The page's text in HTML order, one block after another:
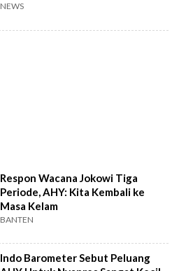
NEWS
Respon Wacana Jokowi Tiga
Periode, AHY: Kita Kembali ke
Masa Kelam
BANTEN
Indo Barometer Sebut Peluang